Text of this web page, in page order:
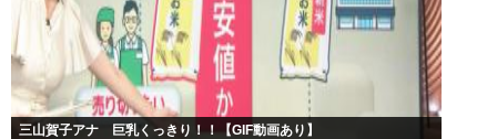
三山賀子アナ 巨乳くっきり！！【GIF動画あり】